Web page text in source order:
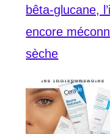
bêta-glucane,
encore
sèche